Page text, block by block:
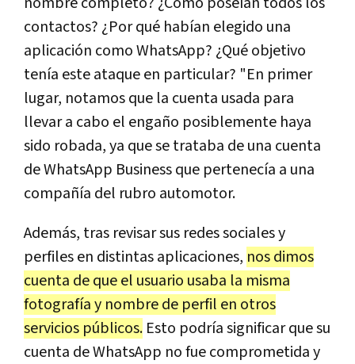
contactos? ¿Por qué habían elegido una
aplicación como WhatsApp? ¿Qué objetivo
tenía este ataque en particular? "En primer
lugar, notamos que la cuenta usada para
llevar a cabo el engaño posiblemente haya
sido robada, ya que se trataba de una cuenta
de WhatsApp Business que pertenecía a una
compañía del rubro automotor.
Además, tras revisar sus redes sociales y
perfiles en distintas aplicaciones, nos dimos
cuenta de que el usuario usaba la misma
fotografía y nombre de perfil en otros
servicios públicos. Esto podría significar que su
cuenta de WhatsApp no fue comprometida y